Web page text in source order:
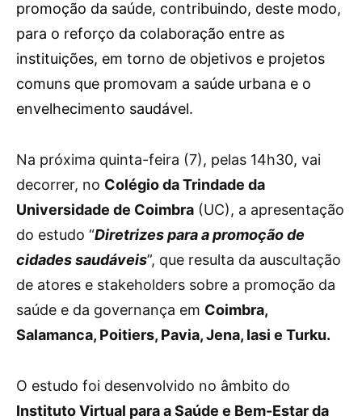
promoção da saúde, contribuindo, deste modo,
para o reforço da colaboração entre as
instituições, em torno de objetivos e projetos
comuns que promovam a saúde urbana e o
envelhecimento saudável.
Na próxima quinta-feira (7), pelas 14h30, vai
decorrer, no Colégio da Trindade da
Universidade de Coimbra (UC), a apresentação
do estudo “Diretrizes para a promoção de
cidades saudáveis”, que resulta da auscultação
de atores e stakeholders sobre a promoção da
saúde e da governança em Coimbra,
Salamanca, Poitiers, Pavia, Jena, Iasi e Turku.
O estudo foi desenvolvido no âmbito do
Instituto Virtual para a Saúde e Bem-Estar da